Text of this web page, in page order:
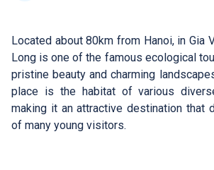
Located about 80km from Hanoi, in Gia
Long is one of the famous ecological
pristine beauty and charming
place is the habitat of various
making it an attractive destination that
of many young visitors.